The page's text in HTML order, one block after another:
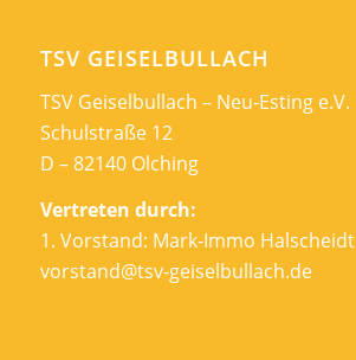
TSV GEISELBULLACH
TSV Geiselbullach – Neu-Esting e.V.
Schulstraße 12
D – 82140 Olching
Vertreten durch:
1. Vorstand: Mark-Immo Halscheidt
vorstand@tsv-geiselbullach.de